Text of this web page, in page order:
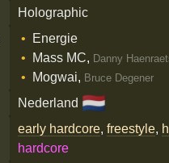
Holographic
Energie
Mass MC, Danny
Mogwai, Bruce Degener
Nederland 🇳🇱
early hardcore,freestyle,
hardcore